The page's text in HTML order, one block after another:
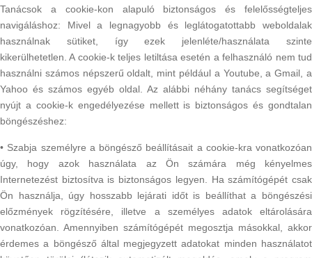
Tanácsok a cookie-kon alapuló biztonságos és felelősségteljes
navigáláshoz: Mivel a legnagyobb és leglátogatottabb weboldalak
használnak sütiket, így ezek jelenléte/használata szinte
kikerülhetetlen. A cookie-k teljes letiltása esetén a felhasználó nem tud
használni számos népszerű oldalt, mint például a Youtube, a Gmail, a
Yahoo és számos egyéb oldal. Az alábbi néhány tanács segítséget
nyújt a cookie-k engedélyezése mellett is biztonságos és gondtalan
böngészéshez:
• Szabja személyre a böngésző beállításait a cookie-kra vonatkozóan
úgy, hogy azok használata az Ön számára még kényelmes
Internetezést biztosítva is biztonságos legyen. Ha számítógépét csak
Ön használja, úgy hosszabb lejárati időt is beállíthat a böngészési
előzmények rögzítésére, illetve a személyes adatok eltárolására
vonatkozóan. Amennyiben számítógépét megosztja másokkal, akkor
érdemes a böngésző által megjegyzett adatokat minden használatot